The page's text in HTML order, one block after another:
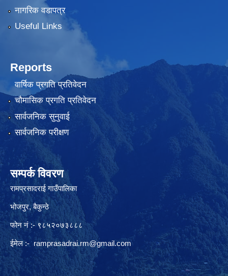
नागरिक वडापत्र
Useful Links
Reports
वार्षिक प्रगति प्रतिवेदन
चौमासिक प्रगति प्रतिवेदन
सार्वजनिक सुनुवाई
सार्वजनिक परीक्षण
सम्पर्क विवरण
रामप्रसादराई गाउँपालिका
भोजपुर, बैकुन्ठे
फोन नं :- ९८५२०७३८८८
ईमेल :-ramprasadrai.rm@gmail.com